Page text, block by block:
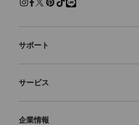
サポート
よくあるご質問
サービス
企業情報